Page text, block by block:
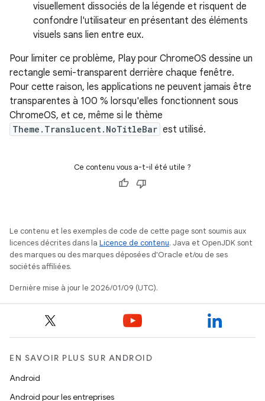
visuellement dissociés de la légende et risquent de
confondre l'utilisateur en présentant des éléments
visuels sans lien entre eux.
Pour limiter ce problème, Play pour ChromeOS dessine un
rectangle semi-transparent derrière chaque fenêtre.
Pour cette raison, les applications ne peuvent jamais être
transparentes à 100 % lorsqu'elles fonctionnent sous
ChromeOS, et ce, même si le thème
Theme.Translucent.NoTitleBar est utilisé.
Ce contenu vous a-t-il été utile ?
Le contenu et les exemples de code de cette page sont soumis aux
licences décrites dans la Licence de contenu. Java et OpenJDK sont
des marques ou des marques déposées d'Oracle et/ou de ses
sociétés affiliées.
Dernière mise à jour le 2026/01/09 (UTC).
EN SAVOIR PLUS SUR ANDROID
Android
Android pour les entreprises